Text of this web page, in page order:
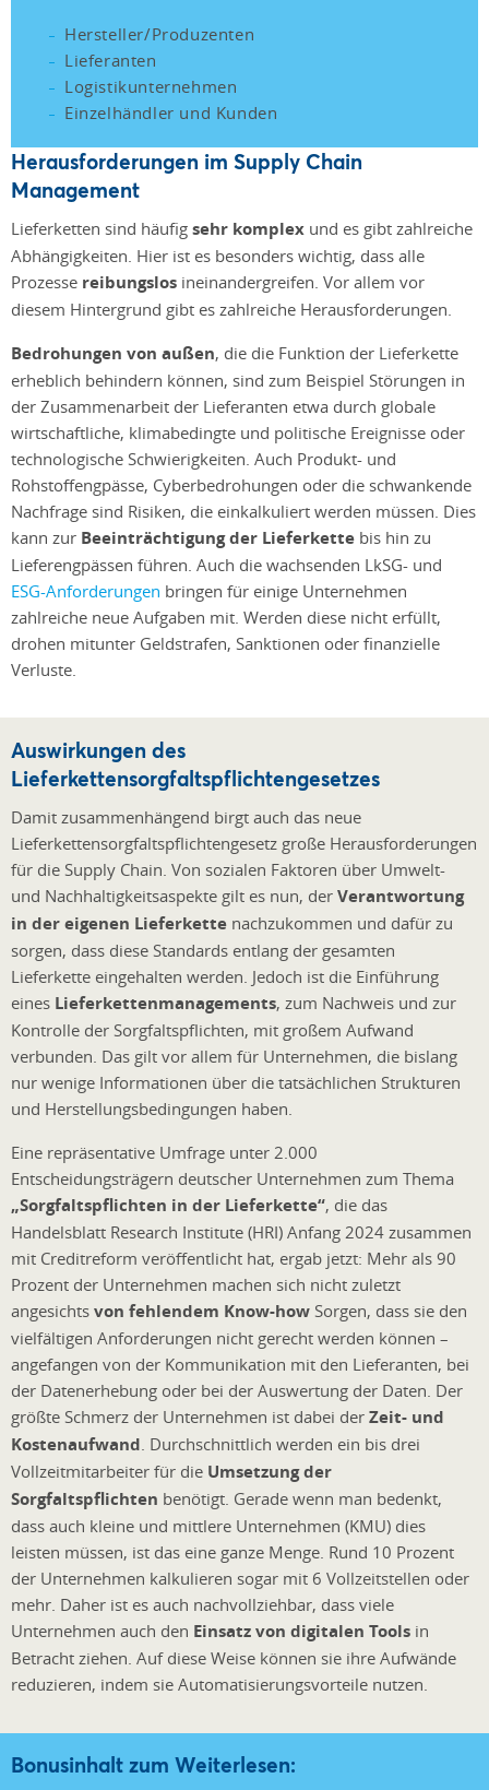
Hersteller/Produzenten
Lieferanten
Logistikunternehmen
Einzelhändler und Kunden
Herausforderungen im Supply Chain
Management
Lieferketten sind häufig sehr komplex und es gibt zahlreiche
Abhängigkeiten. Hier ist es besonders wichtig, dass alle
Prozesse reibungslos ineinandergreifen. Vor allem vor
diesem Hintergrund gibt es zahlreiche Herausforderungen.
Bedrohungen von außen, die die Funktion der Lieferkette
erheblich behindern können, sind zum Beispiel Störungen in
der Zusammenarbeit der Lieferanten etwa durch globale
wirtschaftliche, klimabedingte und politische Ereignisse oder
technologische Schwierigkeiten. Auch Produkt- und
Rohstoffengpässe, Cyberbedrohungen oder die schwankende
Nachfrage sind Risiken, die einkalkuliert werden müssen. Dies
kann zur Beeinträchtigung der Lieferkette bis hin zu
Lieferengpässen führen. Auch die wachsenden LkSG- und
ESG-Anforderungen bringen für einige Unternehmen
zahlreiche neue Aufgaben mit. Werden diese nicht erfüllt,
drohen mitunter Geldstrafen, Sanktionen oder finanzielle
Verluste.
Auswirkungen des
Lieferkettensorgfaltspflichtengesetzes
Damit zusammenhängend birgt auch das neue
Lieferkettensorgfaltspflichtengesetz große Herausforderungen
für die Supply Chain. Von sozialen Faktoren über Umwelt-
und Nachhaltigkeitsaspekte gilt es nun, der Verantwortung
in der eigenen Lieferkette nachzukommen und dafür zu
sorgen, dass diese Standards entlang der gesamten
Lieferkette eingehalten werden. Jedoch ist die Einführung
eines Lieferkettenmanagements, zum Nachweis und zur
Kontrolle der Sorgfaltspflichten, mit großem Aufwand
verbunden. Das gilt vor allem für Unternehmen, die bislang
nur wenige Informationen über die tatsächlichen Strukturen
und Herstellungsbedingungen haben.
Eine repräsentative Umfrage unter 2.000
Entscheidungsträgern deutscher Unternehmen zum Thema
„Sorgfaltspflichten in der Lieferkette“, die das
Handelsblatt Research Institute (HRI) Anfang 2024 zusammen
mit Creditreform veröffentlicht hat, ergab jetzt: Mehr als 90
Prozent der Unternehmen machen sich nicht zuletzt
angesichts von fehlendem Know-how Sorgen, dass sie den
vielfältigen Anforderungen nicht gerecht werden können –
angefangen von der Kommunikation mit den Lieferanten, bei
der Datenerhebung oder bei der Auswertung der Daten. Der
größte Schmerz der Unternehmen ist dabei der Zeit- und
Kostenaufwand . Durchschnittlich werden ein bis drei
Vollzeitmitarbeiter für die Umsetzung der
Sorgfaltspflichten benötigt. Gerade wenn man bedenkt,
dass auch kleine und mittlere Unternehmen (KMU) dies
leisten müssen, ist das eine ganze Menge. Rund 10 Prozent
der Unternehmen kalkulieren sogar mit 6 Vollzeitstellen oder
mehr. Daher ist es auch nachvollziehbar, dass viele
Unternehmen auch den Einsatz von digitalen Tools in
Betracht ziehen. Auf diese Weise können sie ihre Aufwände
reduzieren, indem sie Automatisierungsvorteile nutzen.
Bonusinhalt zum Weiterlesen: